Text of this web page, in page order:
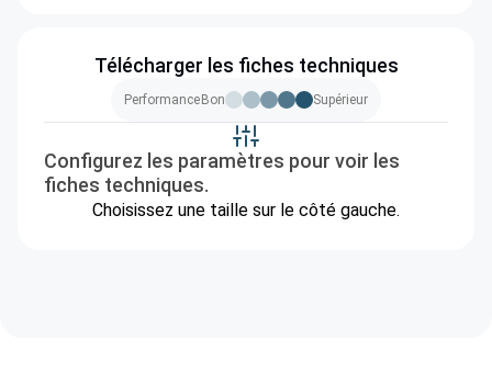
Télécharger les fiches techniques
Performance Bon Supérieur
Configurez les paramètres pour voir les
fiches techniques.
Choisissez une taille sur le côté gauche.